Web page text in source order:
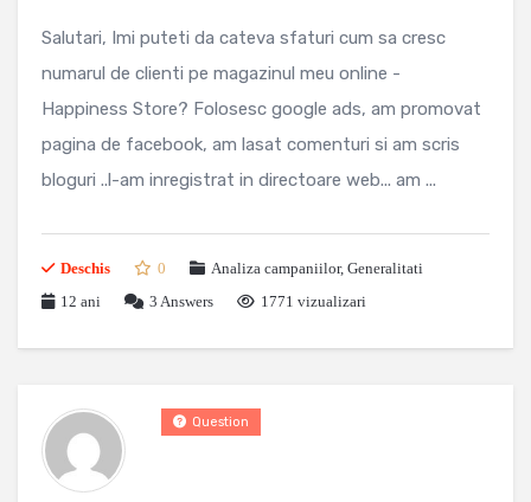
Salutari, Imi puteti da cateva sfaturi cum sa cresc
numarul de clienti pe magazinul meu online -
Happiness Store? Folosesc google ads, am promovat
pagina de facebook, am lasat comenturi si am scris
bloguri ..l-am inregistrat in directoare web... am ...
Deschis 0 Analiza campaniilor, Generalitati
12 ani
3 Answers 1771 vizualizari
Question